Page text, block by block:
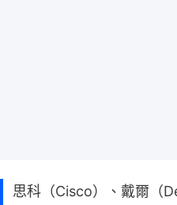
思科（Cisco）、戴爾（